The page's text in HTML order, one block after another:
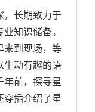
，长期致力于
知识储备。
来到现场，等
生动有趣的语
年前，探寻星
穿插介绍了星